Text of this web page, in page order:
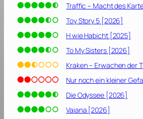
Traffic – Macht des
Toy Story 5 [2026]
H wie Habicht [2025]
To My Sisters [2026]
Kraken – Erwachen der
Nur noch ein kleiner
Die Odyssee [2026]
Vaiana [2026]